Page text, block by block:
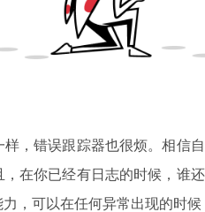
，错误跟踪器也很烦。相信
在你已经有日志的时候，谁
，可以在任何异常出现的时候